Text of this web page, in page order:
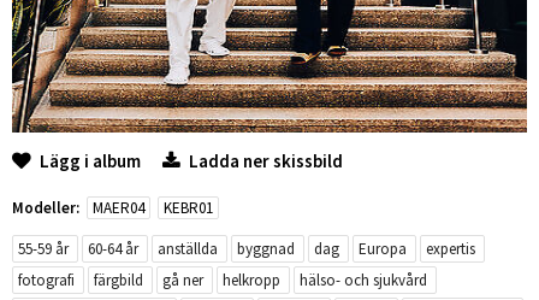
Lägg i album Ladda ner skissbild
Modeller: MAER04
KEBR01
55-59 år
60-64 år anställda byggnad dag Europa
expertis
fotografi
färgbild gå ner helkropp
hälso- och sjukvård